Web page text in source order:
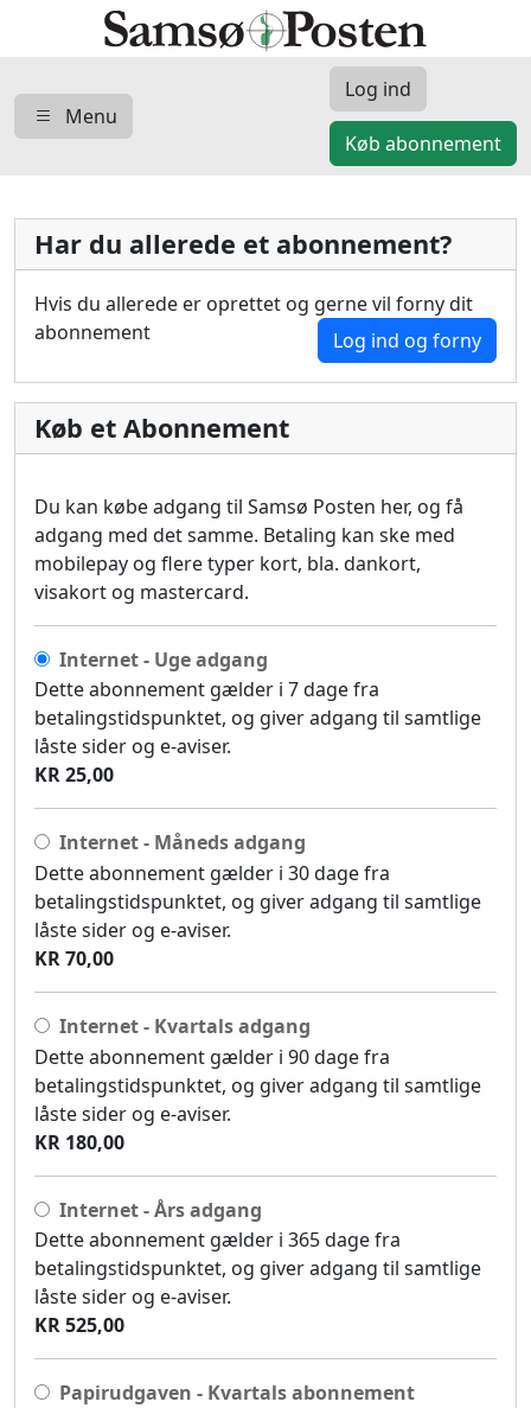
Menu
Log ind
Køb abonnement
Har du allerede et abonnement?
Hvis du allerede er oprettet og gerne vil forny dit
abonnement
Log ind og forny
Køb et Abonnement
Du kan købe adgang til Samsø Posten her, og få
adgang med det samme. Betaling kan ske med
mobilepay og flere typer kort, bla. dankort,
visakort og mastercard.
Internet - Uge adgang
Dette abonnement gælder i 7 dage fra
betalingstidspunktet, og giver adgang til samtlige
låste sider og e-aviser.
KR 25,00
Internet - Måneds adgang
Dette abonnement gælder i 30 dage fra
betalingstidspunktet, og giver adgang til samtlige
låste sider og e-aviser.
KR 70,00
Internet - Kvartals adgang
Dette abonnement gælder i 90 dage fra
betalingstidspunktet, og giver adgang til samtlige
låste sider og e-aviser.
KR 180,00
Internet - Års adgang
Dette abonnement gælder i 365 dage fra
betalingstidspunktet, og giver adgang til samtlige
låste sider og e-aviser.
KR 525,00
Papirudgaven - Kvartals abonnement